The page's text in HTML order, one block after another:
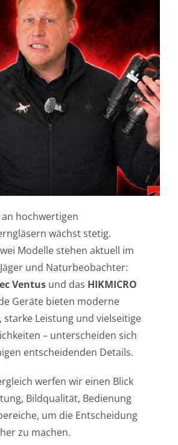
an hochwertigen
wächst stetig.
Modelle stehen aktuell im
und Naturbeobachter:
Ventusund das HIKMICRO
Geräte bieten moderne
starke Leistung und vielseitige
– unterscheiden sich
entscheidenden Details.
werfen wir einen Blick
Bildqualität, Bedienung
um die Entscheidung
zu machen.